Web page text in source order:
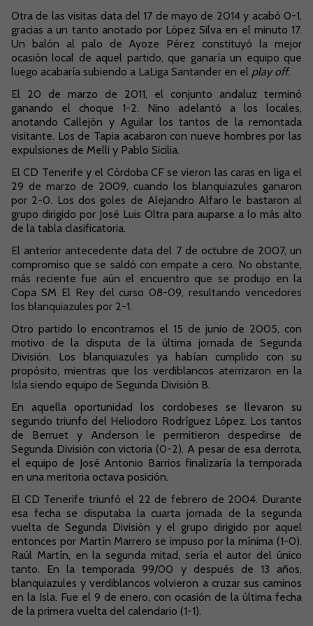
Otra de las visitas data del 17 de mayo de 2014 y acabó 0-1,
gracias a un tanto anotado por López Silva en el minuto 17.
Un balón al palo de Ayoze Pérez constituyó la mejor
ocasión local de aquel partido, que ganaría un equipo que
luego acabaría subiendo a LaLiga Santander en el play off.
El 20 de marzo de 2011, el conjunto andaluz terminó
ganando el choque 1-2. Nino adelantó a los locales,
anotando Callejón y Aguilar los tantos de la remontada
visitante. Los de Tapia acabaron con nueve hombres por las
expulsiones de Melli y Pablo Sicilia.
El CD Tenerife y el Córdoba CF se vieron las caras en liga el
29 de marzo de 2009, cuando los blanquiazules ganaron
por 2-0. Los dos goles de Alejandro Alfaro le bastaron al
grupo dirigido por José Luis Oltra para auparse a lo más alto
de la tabla clasificatoria.
El anterior antecedente data del 7 de octubre de 2007, un
compromiso que se saldó con empate a cero. No obstante,
más reciente fue aún el encuentro que se produjo en la
Copa SM El Rey del curso 08-09, resultando vencedores
los blanquiazules por 2-1.
Otro partido lo encontramos el 15 de junio de 2005, con
motivo de la disputa de la última jornada de Segunda
División. Los blanquiazules ya habían cumplido con su
propósito, mientras que los verdiblancos aterrizaron en la
Isla siendo equipo de Segunda División B.
En aquella oportunidad los cordobeses se llevaron su
segundo triunfo del Heliodoro Rodríguez López. Los tantos
de Berruet y Anderson le permitieron despedirse de
Segunda División con victoria (0-2). A pesar de esa derrota,
el equipo de José Antonio Barrios finalizaría la temporada
en una meritoria octava posición.
El CD Tenerife triunfó el 22 de febrero de 2004. Durante
esa fecha se disputaba la cuarta jornada de la segunda
vuelta de Segunda División y el grupo dirigido por aquel
entonces por Martín Marrero se impuso por la mínima (1-0).
Raúl Martín, en la segunda mitad, sería el autor del único
tanto. En la temporada 99/00 y después de 13 años,
blanquiazules y verdiblancos volvieron a cruzar sus caminos
en la Isla. Fue el 9 de enero, con ocasión de la última fecha
de la primera vuelta del calendario (1-1).